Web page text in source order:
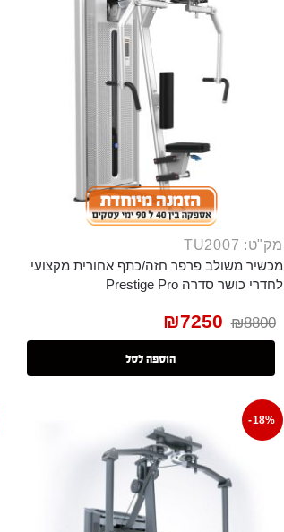
מק"ט: TU2007
מכשיר משולב פרפר חזה/כתף אחורית מקצועי
לחדרי כושר סדרה Prestige Pro
₪8800
₪7250
הוספה לסל
-18%